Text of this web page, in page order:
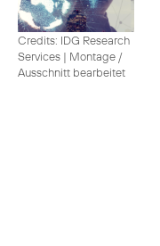
Credits: IDG Research
Services | Montage /
Ausschnitt bearbeitet